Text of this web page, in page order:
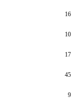
16
10
17
45
9